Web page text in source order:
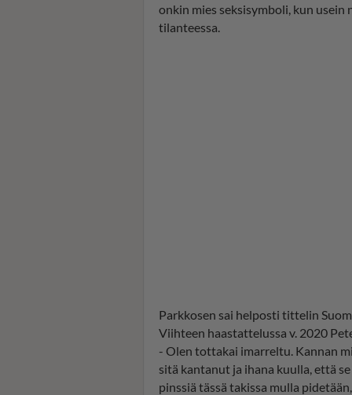
onkin mies seksisymboli, kun
tilanteessa.
Parkkosen sai helposti tittelin
Viihteen haastattelussa v. 2020
- Olen tottakai imarreltu. Kannan
sitä kantanut ja ihana kuulla, että
pinssiä tässä takissa mulla